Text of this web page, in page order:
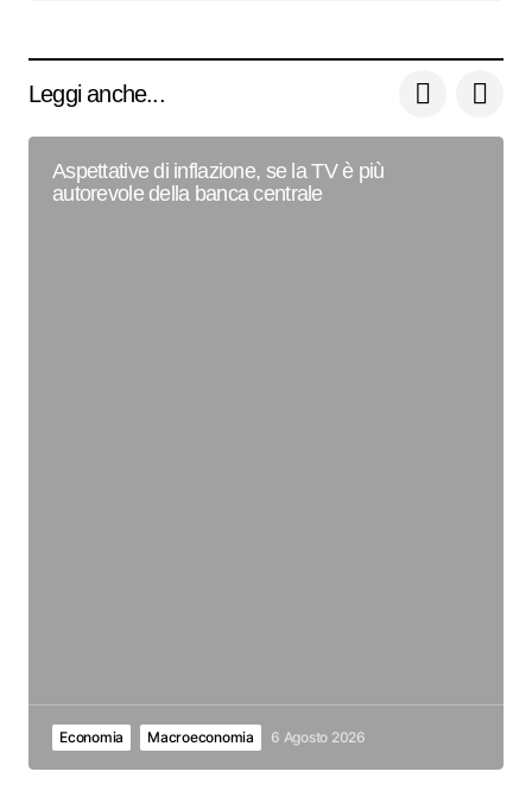
Leggi anche...
Aspettative di inflazione, se la TV è più
autorevole della banca centrale
Economia Macroeconomia 6 Agosto 2026